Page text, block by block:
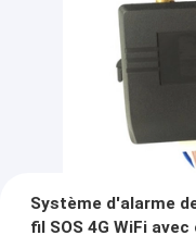
Système d'alarme
fil SOS 4G WiFi avec